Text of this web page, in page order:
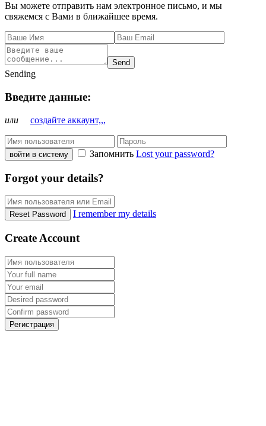
Вы можете отправить нам электронное письмо, и мы
свяжемся с Вами в ближайшее время.
Send
Sending
Введите данные:
или создайте аккаунт,,,
войти в систему Запомнить Lost your password?
Forgot your details?
Reset Password I remember my details
Create Account
Регистрация